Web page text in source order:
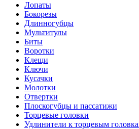
Лопаты
Бокорезы
Длинногубцы
Мультитулы
Биты
Воротки
Клещи
Ключи
Кусачки
Молотки
Отвертки
Плоскогубцы и пассатижи
Торцевые головки
Удлинители к торцевым